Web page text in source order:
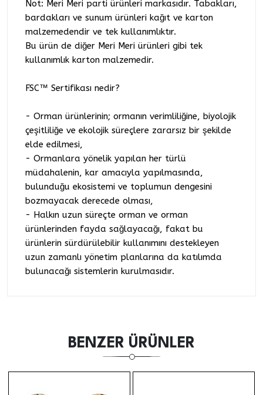
Not: Meri Meri parti ürünleri markasıdır. Tabakları,
bardakları ve sunum ürünleri kağıt ve karton
malzemedendir ve tek kullanımlıktır.
Bu ürün de diğer Meri Meri ürünleri gibi tek
kullanımlık karton malzemedir.
FSC™ Sertifikası nedir?
- Orman ürünlerinin; ormanın verimliliğine, biyolojik
çeşitliliğe ve ekolojik süreçlere zararsız bir şekilde
elde edilmesi,
- Ormanlara yönelik yapılan her türlü
müdahalenin, kar amacıyla yapılmasında,
bulunduğu ekosistemi ve toplumun dengesini
bozmayacak derecede olması,
- Halkın uzun süreçte orman ve orman
ürünlerinden fayda sağlayacağı, fakat bu
ürünlerin sürdürülebilir kullanımını destekleyen
uzun zamanlı yönetim planlarına da katılımda
bulunacağı sistemlerin kurulmasıdır.
BENZER ÜRÜNLER